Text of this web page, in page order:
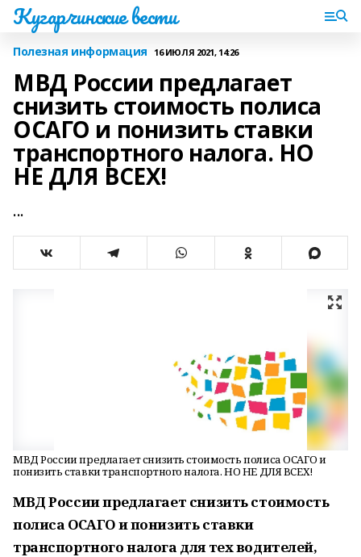
Кугарчинские вести
Полезная информация 16 ИЮЛЯ 2021, 14:26
МВД России предлагает
снизить стоимость полиса
ОСАГО и понизить ставки
транспортного налога. НО
НЕ ДЛЯ ВСЕХ!
...
МВД России предлагает снизить стоимость полиса ОСАГО и
понизить ставки транспортного налога. НО НЕ ДЛЯ ВСЕХ!
МВД России предлагает снизить стоимость
полиса ОСАГО и понизить ставки
транспортного налога для тех водителей,